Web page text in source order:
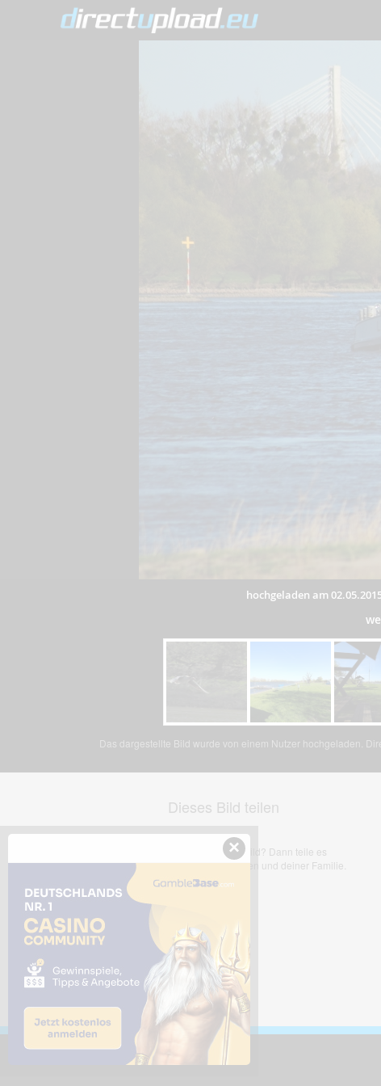
hochgeladen am
Das dargestellte Bild wurde von einem Nutzer hochgeladen.
Dieses Bild teilen
Dir gefällt dieses Bild? Dann teile es
mit deinen Freunden und deiner Familie.
×